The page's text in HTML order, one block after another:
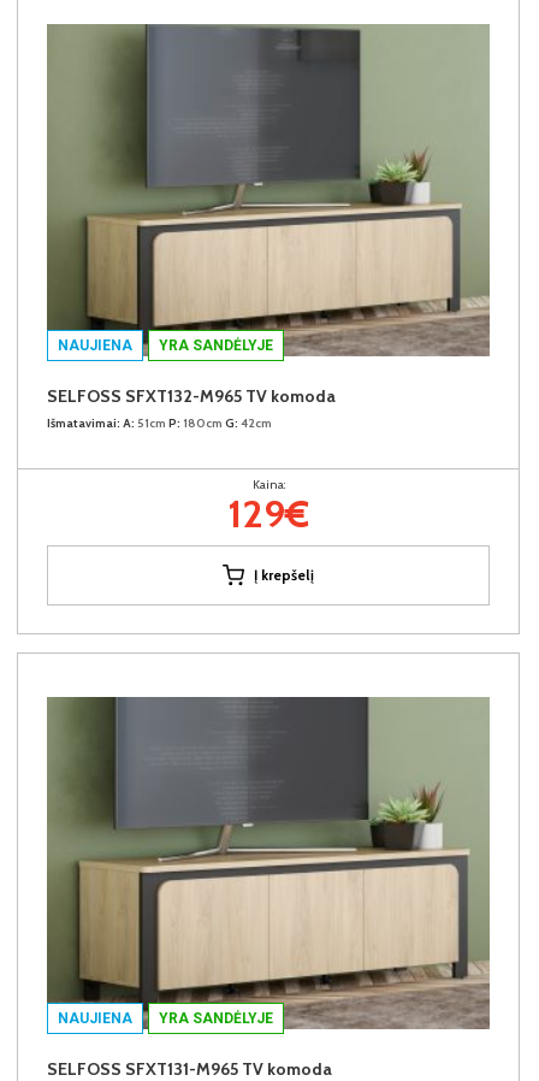
NAUJIENA YRA SANDĖLYJE
SELFOSS SFXT132-M965 TV komoda
Išmatavimai: A: 51cm P: 180cm G: 42cm
Kaina:
129€
Į krepšelį
NAUJIENA YRA SANDĖLYJE
SELFOSS SFXT131-M965 TV komoda